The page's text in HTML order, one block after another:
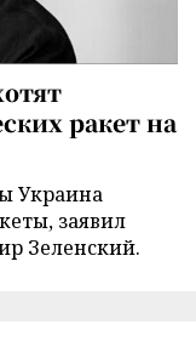
ракет на
Украина
заявил
Зеленский.